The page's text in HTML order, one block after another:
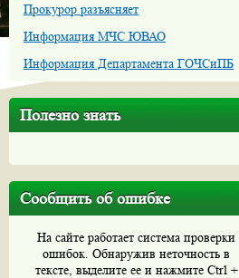
Прокурор разъясняет
Информация МЧС ЮВАО
Информация Департамента ГОЧСиПБ
Полезно знать
Сообщить об ошибке
На сайте работает система проверки
ошибок. Обнаружив неточность в
тексте, выделите ее и нажмите Ctrl +